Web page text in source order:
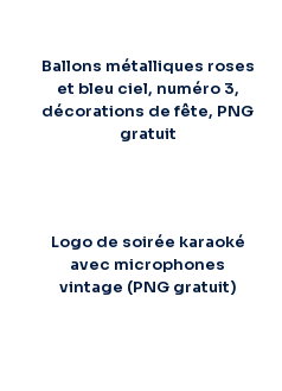
Ballons métalliques roses
et bleu ciel, numéro 3,
décorations de fête, PNG
gratuit
Logo de soirée karaoké
avec microphones
vintage (PNG gratuit)